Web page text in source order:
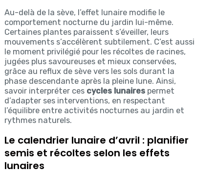
Au-delà de la sève, l’effet lunaire modifie le
comportement nocturne du jardin lui-même.
Certaines plantes paraissent s’éveiller, leurs
mouvements s’accélèrent subtilement. C’est aussi
le moment privilégié pour les récoltes de racines,
jugées plus savoureuses et mieux conservées,
grâce au reflux de sève vers les sols durant la
phase descendante après la pleine lune. Ainsi,
savoir interpréter ces cycles lunairespermet
d’adapter ses interventions, en respectant
l’équilibre entre activités nocturnes au jardin et
rythmes naturels.
Le calendrier lunaire d’avril : planifier
semis et récoltes selon les effets
lunaires